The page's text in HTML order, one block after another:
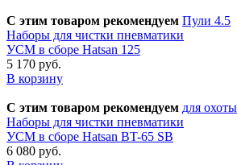
С этим товаром рекомендуем Пули 4.5
Наборы для чистки пневматики
УСМ в сборе Hatsan 125
5 170 руб.
В корзину
С этим товаром рекомендуем для
Наборы для чистки пневматики
УСМ в сборе Hatsan BT-65 SB
6 080 руб.